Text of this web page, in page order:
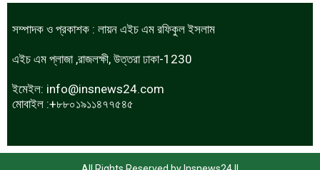
সম্পাদক ও প্রকাশক : লায়ন এইচ এম রফিকুল ইসলাম
এইচ এম প্লাজা ,রাজলক্ষী, উত্তরা ঢাকা-1230
ইমেইল: info@insnews24.com
মোবাইল :+৮৮০১৯১১৪৭৭৫৪৫